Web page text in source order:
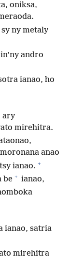
oniksa,
ny metaly
andro
ianao, ho
ary
mirehitra.
anao
ianao. +
be + ianao,
ianao, satria
mirehitra